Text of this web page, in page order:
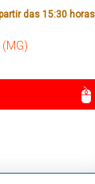
das 15:30